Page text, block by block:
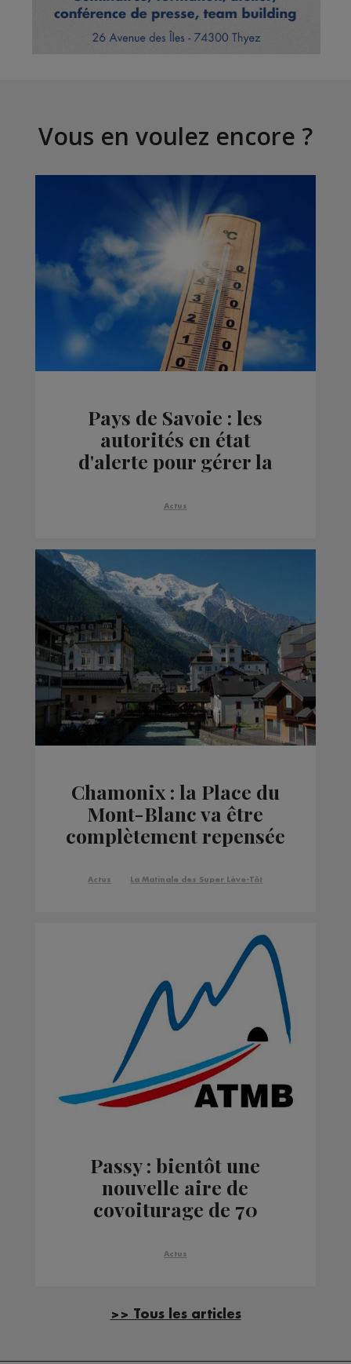
Vous en voulez encore ?
Pays de Savoie : les
autorités en état
d'alerte pour gérer la
Actus
Chamonix : la Place du
Mont-Blanc va être
complètement repensée
Actus La Matinale des Super Lève-Tôt
Passy : bientôt une
nouvelle aire de
covoiturage de 70
Actus
>> Tous les articles